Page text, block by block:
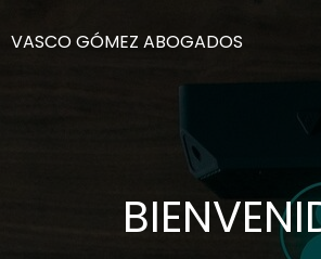
VASCO GÓMEZ ABOGADOS